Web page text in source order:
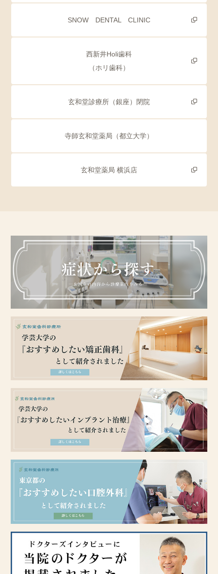
SNOW DENTAL CLINIC
西新井Holi歯科
（ホリ歯科）
玄和堂診療所（銀座）閉院
寺師玄和堂薬局（都立大学）
玄和堂薬局 横浜店